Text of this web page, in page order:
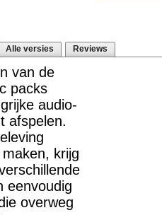
Alle versies Reviews
van de
packs
audio-
afspelen.
krijg
eenvoudig
overweg